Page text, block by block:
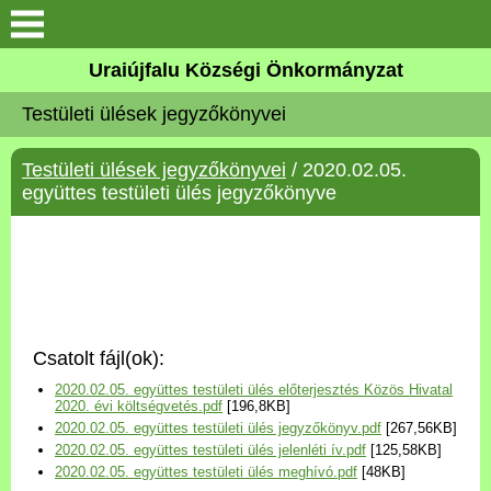
Köszöntő
Elérhetőségek
Uraiújfalu
Választási információk
Versenyképes Járások
Program
Uraiújfalu Községi Önkormányzat
Testületi ülések jegyzőkönyvei
Testületi ülések jegyzőkönyvei / 2020.02.05.
együttes testületi ülés jegyzőkönyve
Csatolt fájl(ok):
2020.02.05. együttes testületi ülés előterjesztés Közös Hivatal
2020. évi költségvetés.pdf [196,8KB]
2020.02.05. együttes testületi ülés jegyzőkönyv.pdf [267,56KB]
2020.02.05. együttes testületi ülés jelenléti ív.pdf [125,58KB]
2020.02.05. együttes testületi ülés meghívó.pdf [48KB]